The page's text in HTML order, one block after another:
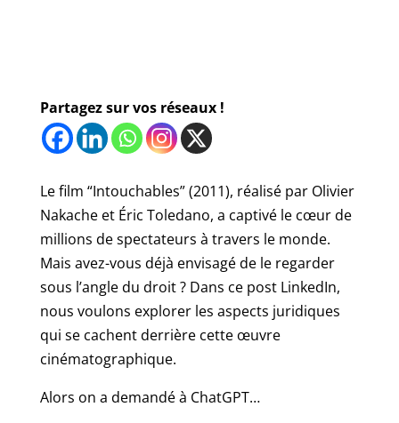
Partagez sur vos réseaux !
Le film “Intouchables” (2011), réalisé par Olivier
Nakache et Éric Toledano, a captivé le cœur de
millions de spectateurs à travers le monde.
Mais avez-vous déjà envisagé de le regarder
sous l’angle du droit ? Dans ce post LinkedIn,
nous voulons explorer les aspects juridiques
qui se cachent derrière cette œuvre
cinématographique.
Alors on a demandé à ChatGPT…